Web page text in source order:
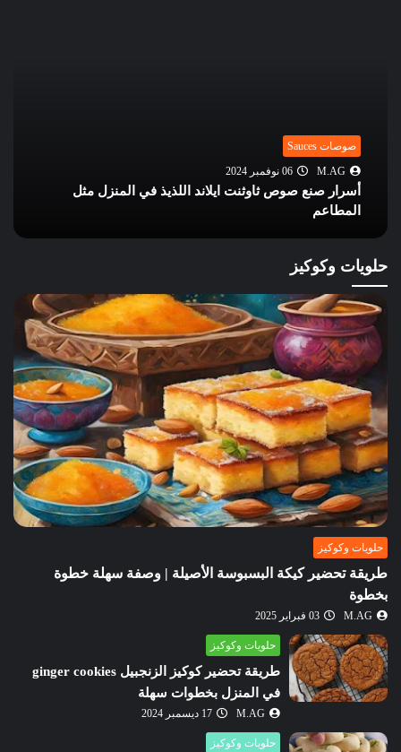
صوصات Sauces
M.AG
05 نوفمبر 2024
طريقة تحضير أشهر صوصات البرجر في المنزل بنكهات
لذيذة وسهلة
حلويات وكوكيز
حلويات وكوكيز
طريقة تحضير كيكة البسبوسة الأصيلة | وصفة سهلة خطوة
بخطوة
M.AG 03 فبراير 2025
حلويات وكوكيز
طريقة تحضير كوكيز الزنجبيل ginger cookies
في المنزل بخطوات سهلة
M.AG 17 ديسمبر 2024
حلويات وكوكيز